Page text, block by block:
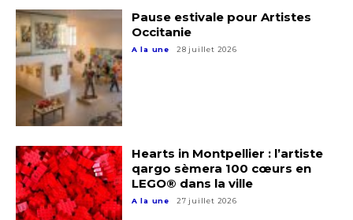
J'accepte les termes et conditions
* Champ obligatoire
Prénom
Statut / Organisation
J'accepte lestermes et conditions
* Champ obligatoire
Pause estivale pour Artistes
Occitanie
A la une 28 juillet 2026
Hearts in Montpellier : l’artiste
qargo sèmera 100 cœurs en
LEGO® dans la ville
A la une 27 juillet 2026